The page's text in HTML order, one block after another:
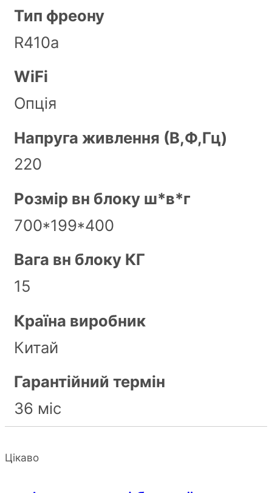
Тип фреону
R410a
WiFi
Опція
Напруга живлення (В,Ф,Гц)
220
Розмір вн блоку ш*в*г
700*199*400
Вага вн блоку КГ
15
Країна виробник
Китай
Гарантійний термін
36 міс
Цікаво